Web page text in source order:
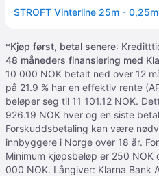
STROFT Vinterline 25m -
*Kjøp først, betal senere:
48 måneders finansiering med
10 000 NOK betalt ned over 12
på 21.9 % har en effektiv rente
beløper seg til 11 101.12 NOK.
926.19 NOK hver og en siste
Forskuddsbetaling kan være
innbyggere i Norge over 18 år.
Minimum kjøpsbeløp er 250
000 NOK. Långiver: Klarna Bank